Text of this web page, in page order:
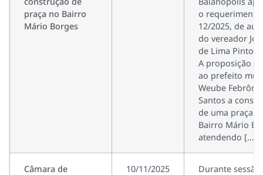
praça no Bairro
Mário Borges
o requerimento
12/2025, de
do vereador
de Lima Pinto
A proposição
ao prefeito
Weube
Santos a
de uma praça
Bairro Mário
atendendo […]
Câmara de
10/11/2025
Durante sessão